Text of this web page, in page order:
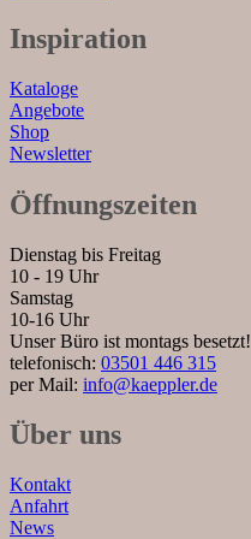
Inspiration
Kataloge
Angebote
Shop
Newsletter
Öffnungszeiten
Dienstag bis Freitag
10 - 19 Uhr
Samstag
10-16 Uhr
Unser Büro ist montags besetzt!
telefonisch: 03501 446 315
per Mail: info@kaeppler.de
Über uns
Kontakt
Anfahrt
News